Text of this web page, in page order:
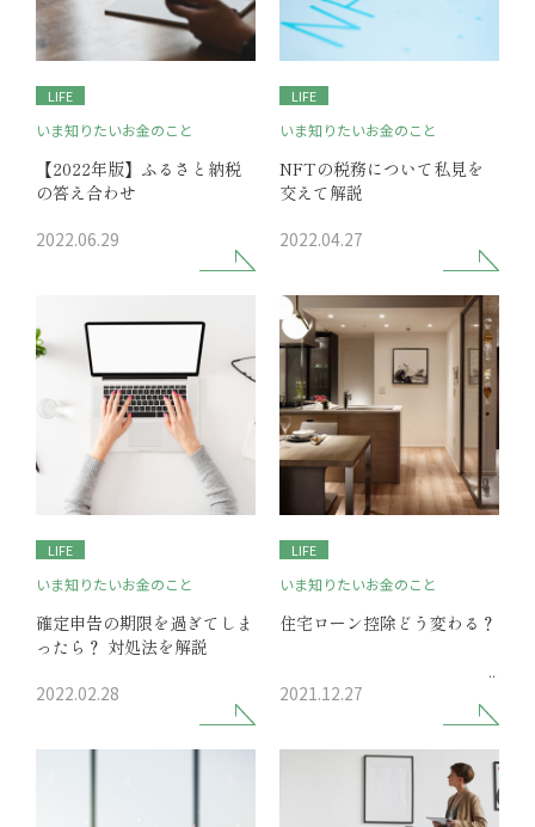
LIFE
いま知りたいお金のこと
【2022年版】ふるさと納税
の答え合わせ
2022.06.29
LIFE
いま知りたいお金のこと
NFTの税務について私見を
交えて解説
2022.04.27
LIFE
いま知りたいお金のこと
確定申告の期限を過ぎてしま
ったら？ 対処法を解説
2022.02.28
LIFE
いま知りたいお金のこと
住宅ローン控除どう変わる？
2021.12.27